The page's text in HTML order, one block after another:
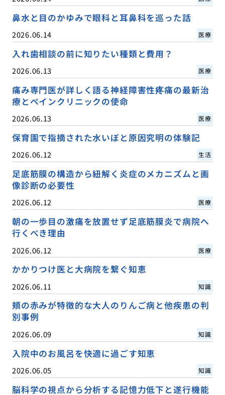
鼻水と目のかゆみで眼科と耳鼻科を巡った話
2026.06.14 医療
入れ歯相談の前に知りたい種類と費用？
2026.06.13 医療
痛み専門医が詳しく語る神経障害性疼痛の最新治
療とペインクリニックの使命
2026.06.13 医療
保育園で指摘された水いぼと原因究明の体験記
2026.06.12 生活
足底筋膜の構造から紐解く炎症のメカニズムと画
像診断の必要性
2026.06.12 医療
朝の一歩目の激痛を放置せず足底筋膜炎で病院へ
行くべき理由
2026.06.12 医療
かかりつけ医と大病院を繋ぐ知恵
2026.06.11 知識
頬の赤みが特徴的な大人のりんご病と他疾患の判
別事例
2026.06.09 知識
入院中のお風呂を快適に過ごす知恵
2026.06.05 知識
脳科学の視点から分析する記憶力低下と遂行機能